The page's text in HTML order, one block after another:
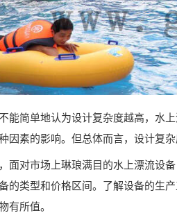
能简单地认为设计复杂度越高，水
因素的影响。但总体而言，设计复
面对市场上琳琅满目的水上漂流设
的类型和价格区间。了解设备的生
有所值。